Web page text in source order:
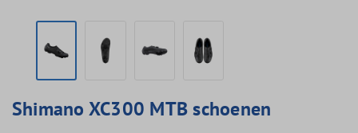
Shimano XC300 MTB schoenen